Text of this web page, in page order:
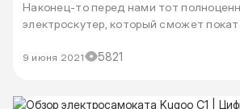
Наконец-то перед нами тот
электроскутер, который сможет
9 июня 2021 5821